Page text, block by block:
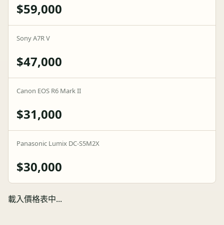
$59,000
Sony A7R V
$47,000
Canon EOS R6 Mark II
$31,000
Panasonic Lumix DC-S5M2X
$30,000
載入價格表中...